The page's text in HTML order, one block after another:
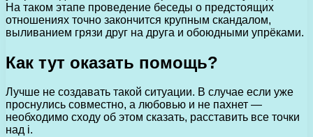
На таком этапе проведение беседы о предстоящих
отношениях точно закончится крупным скандалом,
выливанием грязи друг на друга и обоюдными упрёками.
Как тут оказать помощь?
Лучше не создавать такой ситуации. В случае если уже
проснулись совместно, а любовью и не пахнет —
необходимо сходу об этом сказать, расставить все точки
над і.